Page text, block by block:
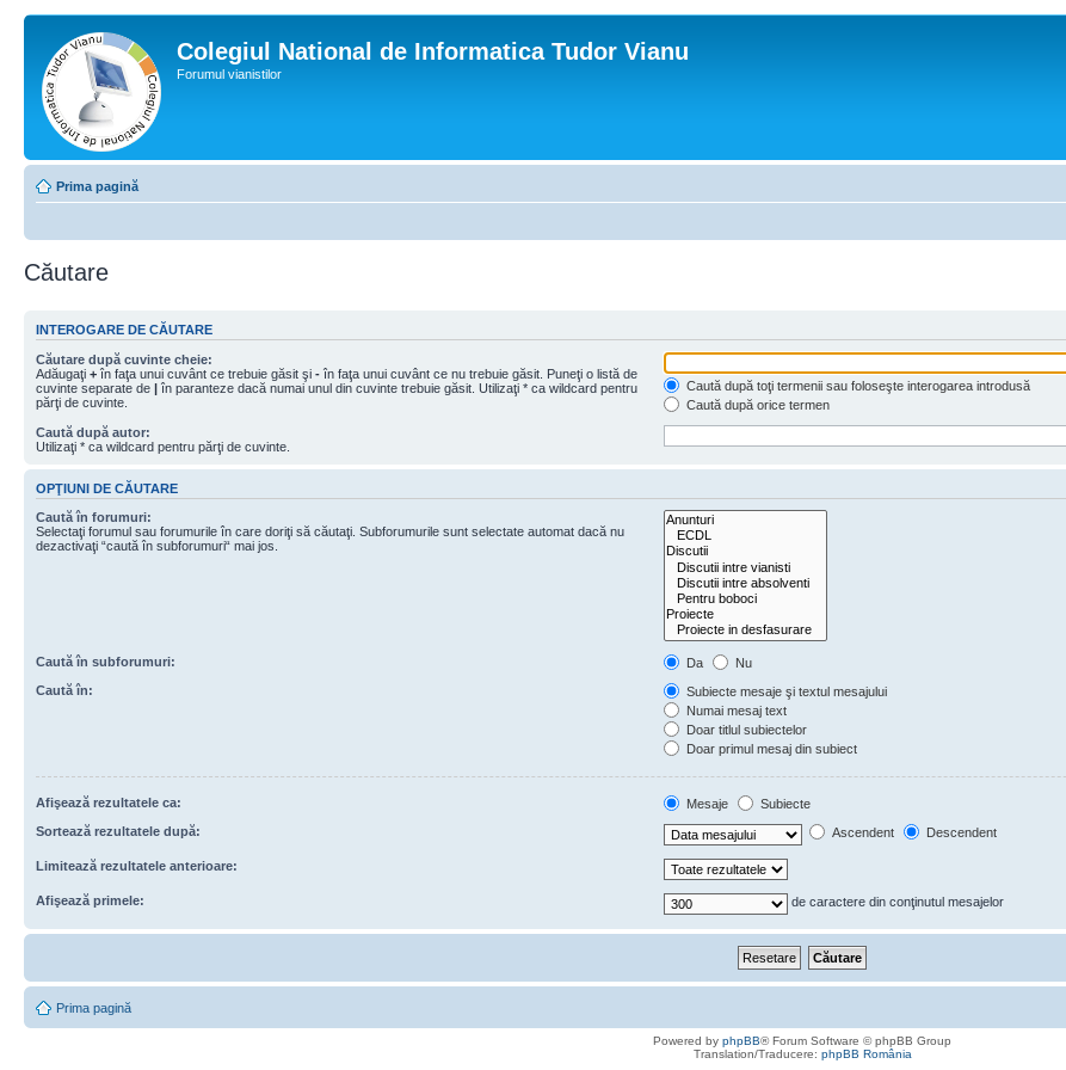
Colegiul National de Informatica Tudor Vianu
Forumul vianistilor
Prima pagină
Căutare
INTEROGARE DE CĂUTARE
Căutare după cuvinte cheie:
Adăugaţi + în faţa unui cuvânt ce trebuie găsit şi - în faţa unui cuvânt ce nu trebuie găsit. Puneţi o listă de
cuvinte separate de | în paranteze dacă numai unul din cuvinte trebuie găsit. Utilizaţi * ca wildcard pentru
părţi de cuvinte.
Caută după toţi termenii sau foloseşte interogarea introdusă
Caută după orice termen
Caută după autor:
Utilizaţi * ca wildcard pentru părţi de cuvinte.
OPŢIUNI DE CĂUTARE
Caută în forumuri:
Selectaţi forumul sau forumurile în care doriţi să căutaţi. Subforumurile sunt selectate automat dacă nu
dezactivaţi “caută în subforumuri“ mai jos.
Caută în subforumuri: Da
Nu
Caută în:
Subiecte mesaje şi textul mesajului
Numai mesaj text
Doar titlul subiectelor
Doar primul mesaj din subiect
Afişează rezultatele ca: Mesaje
Subiecte
Sortează rezultatele după:
Ascendent Descendent
Limitează rezultatele anterioare:
Afişează primele: de caractere din conţinutul mesajelor
Prima pagină
Powered by phpBB® Forum Software © phpBB Group
Translation/Traducere: phpBB România